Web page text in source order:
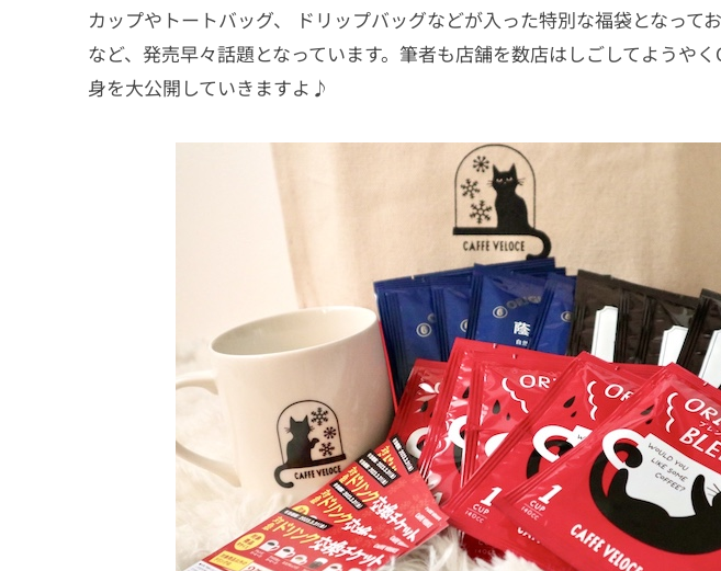
カップやトートバッグ、 ドリップバッグなどが入った特別な福袋となって
など、発売早々話題となっています。筆者も店舗を数店はしごしてようや
身を大公開していきますよ♪